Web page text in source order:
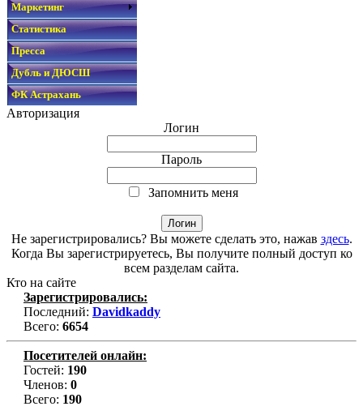
Маркетинг
Статистика
Пресса
Дубль и ДЮСШ
ФК Астрахань
Авторизация
Логин
Пароль
Запомнить меня
Не зарегистрировались? Вы можете сделать это, нажав здесь.
Когда Вы зарегистрируетесь, Вы получите полный доступ ко
всем разделам сайта.
Кто на сайте
Зарегистрировались:
Последний: Davidkaddy
Всего: 6654
Посетителей онлайн:
Гостей: 190
Членов: 0
Всего: 190